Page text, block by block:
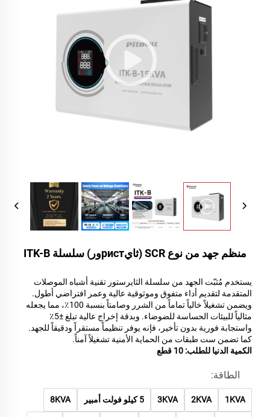
منظم جهد من نوع SCR (ثايристور) سلسلة ITK-B
يستخدم مُثبّت الجهد من سلسلة الثايرستور تقنية أشباه الموصلات
المتقدمة لتقديم أداء متفوق وموثوقية عالية وعمر افتراضي أطول.
ويضمن تشغيلاً خالياً تماماً من الشرر وصامتاً بنسبة 100٪، مما يجعله
مثالياً للبيئات الحساسة للضوضاء. وبدقة إخراج عالية تبلغ ±5٪
واستجابة فورية بدون تأخير، فإنه يوفر تنظيماً مستقراً ودقيقاً للجهد.
كما تضمن ست طبقات من الحماية الأمنية تشغيلاً آمناً.
الكمية الدنيا للطلب: 10 قطع
الطاقة:
1KVA
2KVA
3KVA 5 كيلو فولت أمبير 8KVA